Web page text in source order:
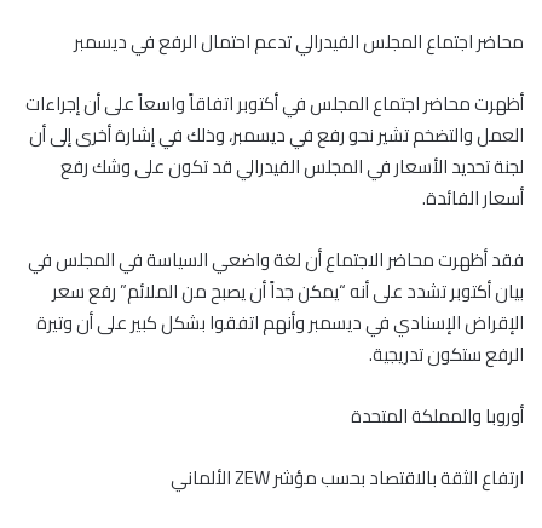
محاضر اجتماع المجلس الفيدرالي تدعم احتمال الرفع في ديسمبر
أظهرت محاضر اجتماع المجلس في أكتوبر اتفاقاً واسعاً على أن إجراءات
العمل والتضخم تشير نحو رفع في ديسمبر، وذلك في إشارة أخرى إلى أن
لجنة تحديد الأسعار في المجلس الفيدرالي قد تكون على وشك رفع
أسعار الفائدة.
فقد أظهرت محاضر الاجتماع أن لغة واضعي السياسة في المجلس في
بيان أكتوبر تشدد على أنه “يمكن جداً أن يصبح من الملائم” رفع سعر
الإقراض الإسنادي في ديسمبر وأنهم اتفقوا بشكل كبير على أن وتيرة
الرفع ستكون تدريجية.
أوروبا والمملكة المتحدة
ارتفاع الثقة بالاقتصاد بحسب مؤشر ZEW الألماني